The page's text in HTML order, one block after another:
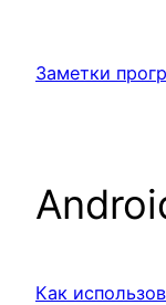
содержимому
Заметки
Как